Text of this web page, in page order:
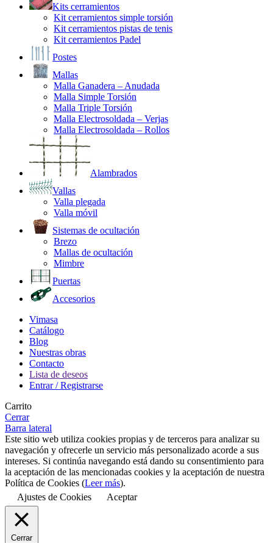
Kits cerramientos
Kit cerramientos simple torsión
Kit cerramientos pistas de tenis
Kit cerramientos Padel
Postes
Mallas
Malla Ganadera – Anudada
Malla Simple Torsión
Malla Triple Torsión
Malla Electrosoldada – Verjas
Malla Electrosoldada – Rollos
Alambrados
Vallas
Valla plegada
Valla móvil
Sistemas de ocultación
Brezo
Mallas de ocultación
Mimbre
Puertas
Accesorios
Vimasa
Catálogo
Blog
Nuestras obras
Contacto
Lista de deseos
Entrar / Registrarse
Carrito
Cerrar
Barra lateral
Este sitio web utiliza cookies propias y de terceros para analizar su
navegación y ofrecerle un servicio más personalizado acorde a sus
intereses. Si continúa navegando está dando su consentimiento para
la aceptación de las mencionadas cookies y la aceptación de nuestra
Política de Cookies (Leer más).
Ajustes de Cookies
Aceptar
Cerrar